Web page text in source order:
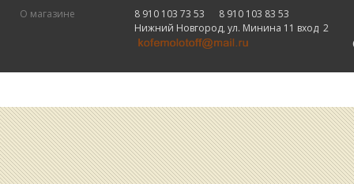
О магазине
8 910 103 73 53 8 910 103 83 53
Нижний Новгород, ул. Минина 11 вход 2